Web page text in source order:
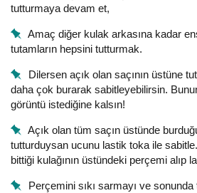
tutturmaya devam et,
Amaç diğer kulak arkasına kadar
tutamların hepsini tutturmak.
Dilersen açık olan saçının üstüne
daha çok burarak sabitleyebilirsin.
görüntü istediğine kalsın!
Açık olan tüm saçın üstünde
tutturduysan ucunu lastik toka ile
bittiği kulağının üstündeki perçemi alıp
Perçemini sıkı sarmayı ve